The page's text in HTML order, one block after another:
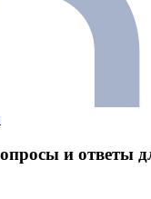
и ответы